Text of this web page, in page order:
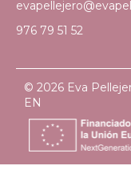
976 79 51 52
© 2026 Eva
EN